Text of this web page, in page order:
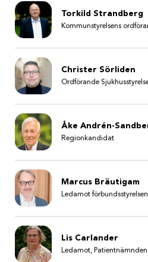
Torkild Strandberg
Kommunstyrelsens
Christer Sörliden
Ordförande
Åke Andrén-
Regionkandidat
Marcus Bräutigam
Ledamot förbundsstyrelsen
Lis Carlander
Ledamot, Patientnämnden